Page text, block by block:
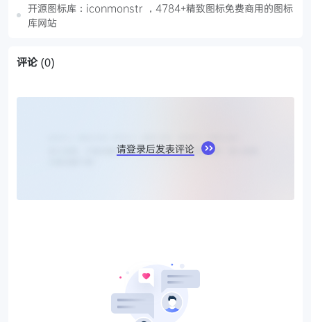
开源图标库：iconmonstr ，4784+精致图标免费商用的图标
库网站
评论 (0)
请登录后发表评论